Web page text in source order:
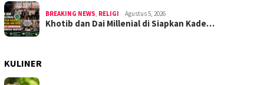
BREAKING NEWS, RELIGI Agustus 5, 2026
Khotib dan Dai Millenial di Siapkan Kade…
KULINER